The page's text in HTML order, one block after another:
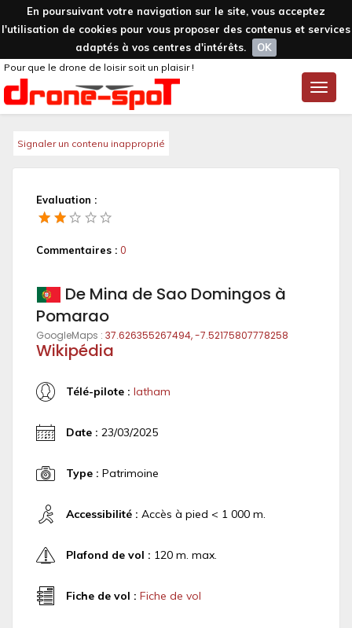
En poursuivant votre navigation sur le site, vous acceptez
l'utilisation de cookies pour vous proposer des contenus et services
adaptés à vos centres d'intérêts.
OK
Toggle
Pour que le drone de loisir soit un plaisir !
Signaler un contenu inapproprié
Evaluation :
Commentaires : 0
De Mina de Sao Domingos à
Pomarao
GoogleMaps : 37.626355267494, -7.52175807778258
Wikipédia
Télé-pilote : latham
Date : 23/03/2025
Type : Patrimoine
Accessibilité : Accès à pied < 1 000 m.
Plafond de vol : 120 m. max.
Fiche de vol : Fiche de vol